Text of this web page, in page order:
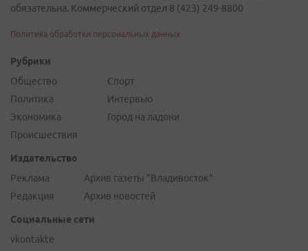
обязательна. Коммерческий отдел 8 (423) 249-8800
Политика обработки персональных данных
Рубрики
Общество
Политика
Экономика
Происшествия
Спорт
Интервью
Город на ладони
Издательство
Реклама
Редакция
Архив газеты "Владивосток"
Архив новостей
Социальные сети
vkontakte